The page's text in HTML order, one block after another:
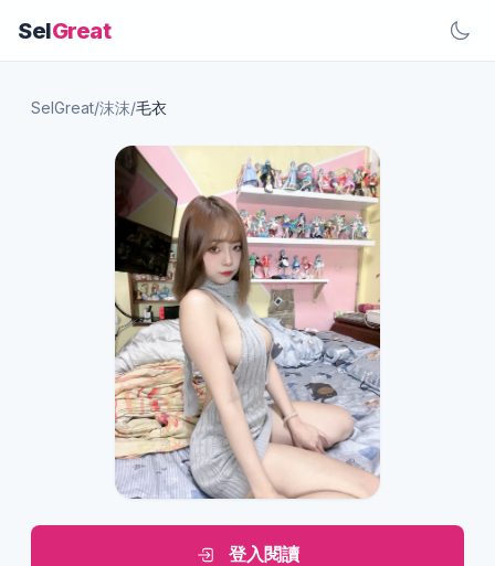
SelGreat
SelGreat/沫沫/毛衣
登入閱讀